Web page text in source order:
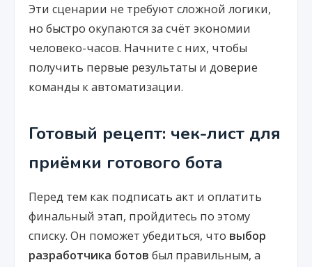
Эти сценарии не требуют сложной логики,
но быстро окупаются за счёт экономии
человеко-часов. Начните с них, чтобы
получить первые результаты и доверие
команды к автоматизации.
Готовый рецепт: чек-лист для
приёмки готового бота
Перед тем как подписать акт и оплатить
финальный этап, пройдитесь по этому
списку. Он поможет убедиться, что выбор
разработчика ботов был правильным, а